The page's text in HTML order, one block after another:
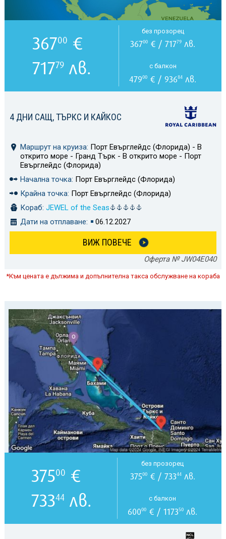
4 ДНИ САЩ, ТЪРКС И КАЙКОС
Маршрут на круиза: Порт Евърглейдс (Флорида) - В
открито море - Гранд Търк - В открито море - Порт
Евърглейдс (Флорида)
Начална точка: Порт Евърглейдс (Флорида)
Крайна точка: Порт Евърглейдс (Флорида)
Кораб: JEWEL of the Seas
Дати на отплаване:
06.12.2027
ВИЖ ПОВЕЧЕ
Оферта № JW04E040
36700 €
71779лв.
без прозорец
36700 € / 71779 лв.
с балкон
47900 € / 93684 лв.
*Към цената е дължима и допълнителна такса обслужване на кораба
37500 €
73344лв.
без прозорец
37500€ / 73344лв.
с балкон
60000 € / 117350 лв.